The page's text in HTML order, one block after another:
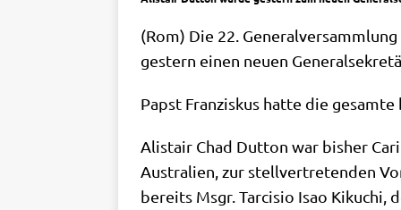
(Rom) Die 22. Gene­ral­ver­samm­lung
gestern einen neu­en
Papst Fran­zis­kus hat­te die
Ali­sta­ir Chad Dut­ton war bis­her
Austra­li­en, zur stell­ver­tre­ten­den
bereits Msgr. Tar­cis­io Isao